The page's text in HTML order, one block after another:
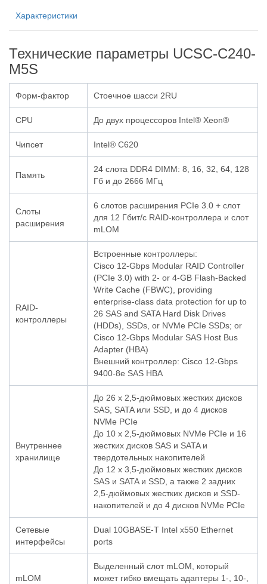
Характеристики
Технические параметры UCSC-C240-
M5S
Форм-фактор Стоечное шасси 2RU
CPU До двух процессоров Intel® Xeon®
Чипсет Intel® C620
Память
24 слота DDR4 DIMM: 8, 16, 32, 64, 128
Гб и до 2666 МГц
Слоты
расширения
6 слотов расширения PCIe 3.0 + слот
для 12 Гбит/с RAID-контроллера и слот
mLOM
RAID-
контроллеры
Встроенные контроллеры:
Cisco 12-Gbps Modular RAID Controller
(PCIe 3.0) with 2- or 4-GB Flash-Backed
Write Cache (FBWC), providing
enterprise-class data protection for up to
26 SAS and SATA Hard Disk Drives
(HDDs), SSDs, or NVMe PCIe SSDs; or
Cisco 12-Gbps Modular SAS Host Bus
Adapter (HBA)
Внешний контроллер: Cisco 12-Gbps
9400-8e SAS HBA
Внутреннее
хранилище
До 26 x 2,5-дюймовых жестких дисков
SAS, SATA или SSD, и до 4 дисков
NVMe PCIe
До 10 x 2,5-дюймовых NVMe PCIe и 16
жестких дисков SAS и SATA и
твердотельных накопителей
До 12 х 3,5-дюймовых жестких дисков
SAS и SATA и SSD, а также 2 задних
2,5-дюймовых жестких дисков и SSD-
накопителей и до 4 дисков NVMe PCIe
Сетевые
интерфейсы
Dual 10GBASE-T Intel x550 Ethernet
ports
mLOM
Выделенный слот mLOM, который
может гибко вмещать адаптеры 1-, 10-,